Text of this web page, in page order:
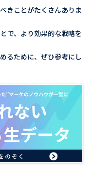
きことがたくさんありま
で、より効果的な戦略を
るために、ぜひ参考にし